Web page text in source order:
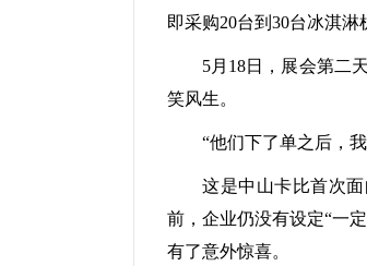
即采购20台到30台冰淇淋
5月18日，展会第二
笑风生。
“他们下了单之后，
这是中山卡比首次
前，企业仍没有设定“一
有了意外惊喜。